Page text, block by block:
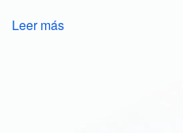
Leer más